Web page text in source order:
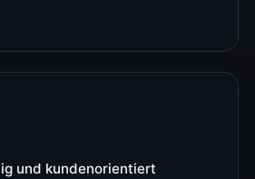
und kundenorientiert